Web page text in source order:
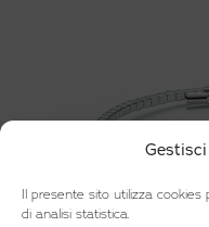
Il presente sito utilizza
di analisi statistica.